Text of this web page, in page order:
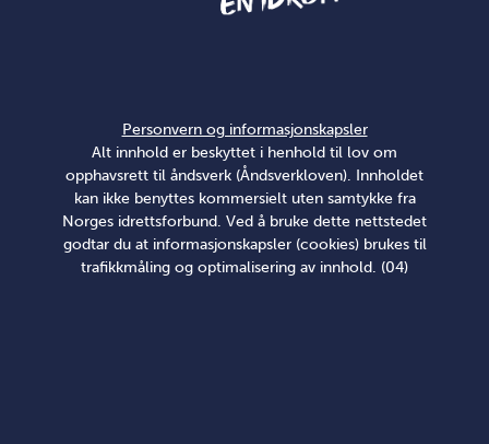
Personvern og informasjonskapsler
Alt innhold er beskyttet i henhold til lov om
opphavsrett til åndsverk (Åndsverkloven). Innholdet
kan ikke benyttes kommersielt uten samtykke fra
Norges idrettsforbund. Ved å bruke dette nettstedet
godtar du at informasjonskapsler (cookies) brukes til
trafikkmåling og optimalisering av innhold. (04)